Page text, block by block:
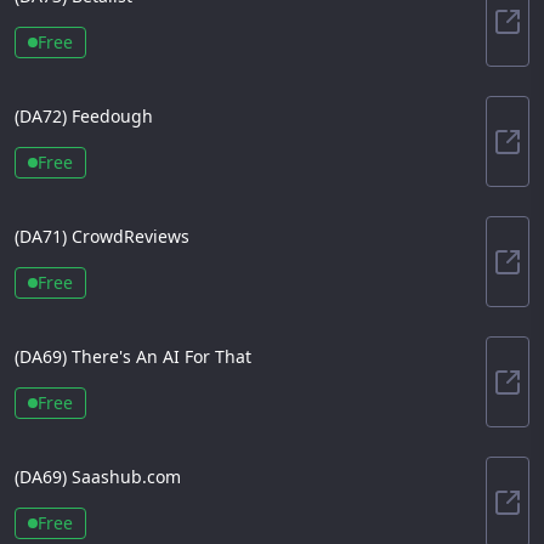
Free
(DA72) Feedough
Free
(DA71) CrowdReviews
Free
(DA69) There's An AI For That
Free
(DA69) Saashub.com
Free